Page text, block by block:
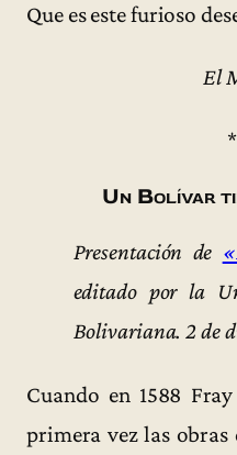
Que es este furioso
El
Un Bolívar
Presentación de
editado por la
Bolivariana. 2 de
Cuando en 1588
primera vez las obras